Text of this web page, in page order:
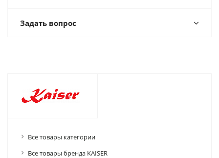
Задать вопрос
Все товары категории
Все товары бренда KAISER